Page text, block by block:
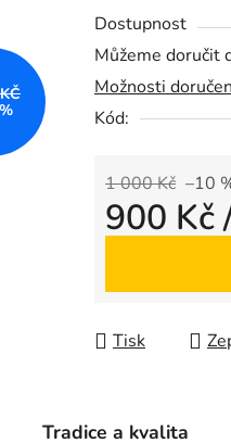
je
0,0
z
5
Dostupnost
Můžeme doručit
Možnosti
Kód:
1 000 Kč –10
900 Kč
Tisk
Tradice a kvalita